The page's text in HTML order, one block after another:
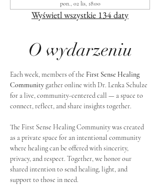
pon., 02 lis, 18:00
Wyświetl wszystkie 134 daty
O wydarzeniu
Each week, members of the First Sense Healing
Community gather online with Dr. Lenka Schulze
for a live, community-centered call — a space to
connect, reflect, and share insights together.
The First Sense Healing Community was created
as a private space for an intentional community
where healing can be offered with sincerity,
privacy, and respect. Together, we honor our
shared intention to send healing, light, and
support to those in need.